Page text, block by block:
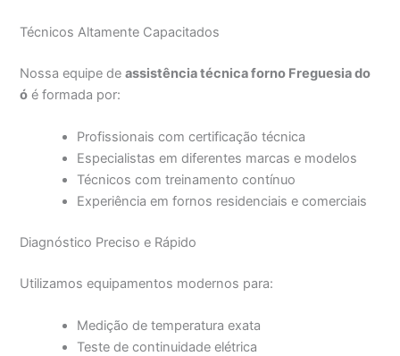
Técnicos Altamente Capacitados
Nossa equipe deassistência técnica forno Freguesia do
ó é formada por:
Profissionais com certificação técnica
Especialistas em diferentes marcas e modelos
Técnicos com treinamento contínuo
Experiência em fornos residenciais e comerciais
Diagnóstico Preciso e Rápido
Utilizamos equipamentos modernos para:
Medição de temperatura exata
Teste de continuidade elétrica